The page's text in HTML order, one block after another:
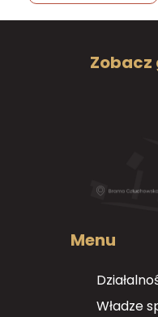
Zobacz
Menu
Władze